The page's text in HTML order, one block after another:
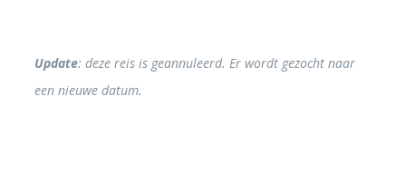
Update: deze reis is geannuleerd. Er wordt gezocht naar
een nieuwe datum.